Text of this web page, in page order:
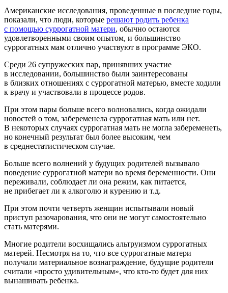
Американские исследования, проведенные в последние годы,
показали, что люди, которые решают родить ребенка
с помощью суррогатной матери, обычно остаются
удовлетворенными своим опытом, и большинство
суррогатных мам отлично участвуют в программе ЭКО.
Среди 26 супружеских пар, принявших участие
в исследовании, большинство были заинтересованы
в близких отношениях с суррогатной матерью, вместе ходили
к врачу и участвовали в процессе родов.
При этом пары больше всего волновались, когда ожидали
новостей о том, забеременела суррогатная мать или нет.
В некоторых случаях суррогатная мать не могла забеременеть,
но конечный результат был более высоким, чем
в среднестатистическом случае.
Больше всего волнений у будущих родителей вызывало
поведение суррогатной матери во время беременности. Они
переживали, соблюдает ли она режим, как питается,
не прибегает ли к алкоголю и курению и т.д.
При этом почти четверть женщин испытывали новый
приступ разочарования, что они не могут самостоятельно
стать матерями.
Многие родители восхищались альтруизмом суррогатных
матерей. Несмотря на то, что все суррогатные матери
получали материальное вознаграждение, будущие родители
считали «просто удивительным», что кто-то будет для них
вынашивать ребенка.